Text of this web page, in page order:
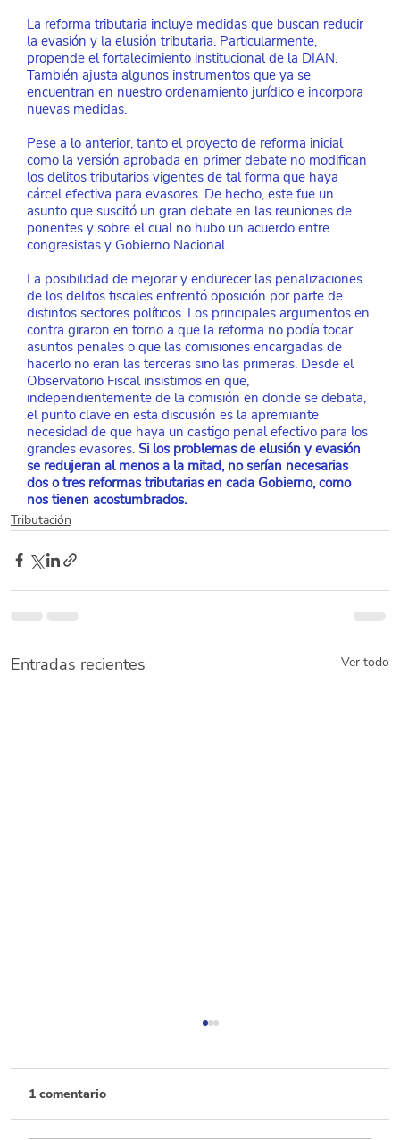
La reforma tributaria incluye medidas que buscan reducir
la evasión y la elusión tributaria. Particularmente,
propende el fortalecimiento institucional de la DIAN.
También ajusta algunos instrumentos que ya se
encuentran en nuestro ordenamiento jurídico e incorpora
nuevas medidas.
Pese a lo anterior, tanto el proyecto de reforma inicial
como la versión aprobada en primer debate no modifican
los delitos tributarios vigentes de tal forma que haya
cárcel efectiva para evasores. De hecho, este fue un
asunto que suscitó un gran debate en las reuniones de
ponentes y sobre el cual no hubo un acuerdo entre
congresistas y Gobierno Nacional.
La posibilidad de mejorar y endurecer las penalizaciones
de los delitos fiscales enfrentó oposición por parte de
distintos sectores políticos. Los principales argumentos en
contra giraron en torno a que la reforma no podía tocar
asuntos penales o que las comisiones encargadas de
hacerlo no eran las terceras sino las primeras. Desde el
Observatorio Fiscal insistimos en que,
independientemente de la comisión en donde se debata,
el punto clave en esta discusión es la apremiante
necesidad de que haya un castigo penal efectivo para los
grandes evasores. Si los problemas de elusión y evasión
se redujeran al menos a la mitad, no serían necesarias
dos o tres reformas tributarias en cada Gobierno, como
nos tienen acostumbrados.
Tributación
Entradas recientes Ver todo
1 comentario